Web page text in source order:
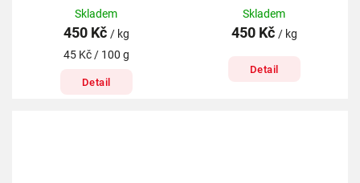
Skladem
450 Kč / kg
45 Kč / 100 g
Detail
Skladem
450 Kč / kg
Detail